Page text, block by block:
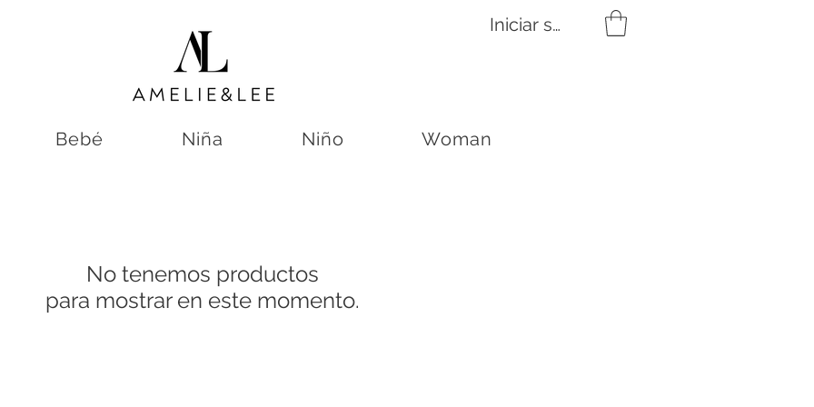
Iniciar sesión
Bebé Niña Niño Woman
No tenemos productos
para mostrar en este momento.